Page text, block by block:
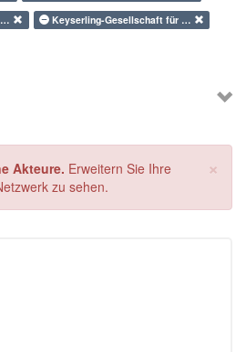
…
Keyserling-Gesellschaft für …
×
Akteure. Erweitern Sie Ihre
zu sehen.